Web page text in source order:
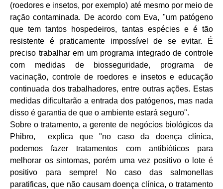
(roedores e insetos, por exemplo) até mesmo por meio de
ração contaminada. De acordo com Eva, "um patógeno
que tem tantos hospedeiros, tantas espécies e é tão
resistente é praticamente impossível de se evitar. É
preciso trabalhar em um programa integrado de controle
com medidas de biosseguridade, programa de
vacinação, controle de roedores e insetos e educação
continuada dos trabalhadores, entre outras ações. Estas
medidas dificultarão a entrada dos patógenos, mas nada
disso é garantia de que o ambiente estará seguro".
Sobre o tratamento, a gerente de negócios biológicos da
Phibro, explica que "no caso da doença clínica,
podemos fazer tratamentos com antibióticos para
melhorar os sintomas, porém uma vez positivo o lote é
positivo para sempre! No caso das salmonellas
paratificas, que não causam doença clínica, o tratamento